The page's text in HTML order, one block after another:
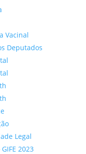
Vacinal
Deputados
Legal
2023